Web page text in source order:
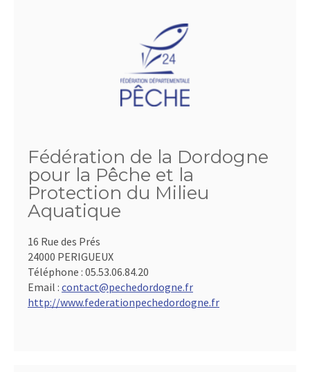
Fédération de la Dordogne
pour la Pêche et la
Protection du Milieu
Aquatique
16 Rue des Prés
24000 PERIGUEUX
Téléphone : 05.53.06.84.20
Email : contact@pechedordogne.fr
http://www.federationpechedordogne.fr